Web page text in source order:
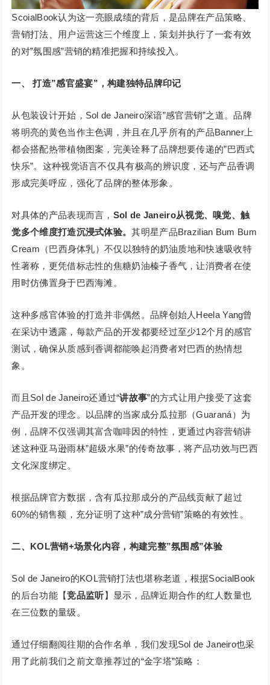
ScoialBook认为这一亮眼成绩的背后，是品牌在产品策略、
营销打法、用户运营这三个维度上，策划并执行了一套有效
的对”氛围感”营销的精准把握和持续投入。
一、 打造”感官盛宴”，构建独特品牌印记
从包装设计开始，Sol de Janeiro深谙”感官营销”之道。品牌
将明亮的黄色当作主色调，并且在几乎所有的产品Banner上
都会搭配热带植物图案，完美诠释了品牌想要传递的”巴西式
快乐”。这种视觉语言不仅具有极高的辨识度，还与产品香调
形成完美呼应，强化了品牌的整体形象。
对具体的产品表现而言， Sol de Janeiro从视觉、嗅觉、触
觉多个维度打造沉浸式体验。其明星产品Brazilian Bum Bum
Cream（巴西身体乳）不仅以独特的奶油质地和快速吸收特
性著称，更凭借标志性的焦糖奶油榛子香气，让消费者在使
用时仿佛置身于巴西海滩。
这种多感官体验的打造并非偶然。品牌创始人Heela Yang曾
在采访中透露，每款产品的开发都要经过至少12个月的感官
测试，确保从质感到香调都能唤起消费者对巴西的热情想
象。
而且Sol de Janeiro还通过“讲故事”的方式让用户接受了这套
产品开发的理念。以品牌的当家成分瓜拉那（Guaraná）为
例，品牌不仅强调其富含咖啡因的特性，更通过内容营销讲
述这种亚马逊雨林”超级水果”的传奇故事，将产品功效与巴西
文化深度绑定。
根据品牌官方数据，含有瓜拉那成分的产品线贡献了超过
60%的销售额，充分证明了这种”成分营销”策略的有效性。
二、KOL营销+场景化内容，构建完整”氛围感”体验
Sol de Janeiro的KOL营销打法也堪称老道，根据SocialBook
的后台功能【竞品监听】显示，品牌近期合作的红人数量也
在三位数的量级。
通过仔细翻阅往期的合作名单，我们发现Sol de Janeiro也采
用了此前我们之前文章推荐过的“金字塔”策略：